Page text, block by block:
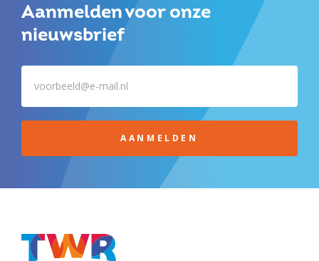
Aanmelden voor onze
nieuwsbrief
AANMELDEN